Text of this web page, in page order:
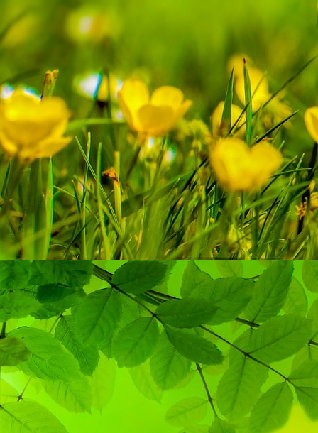
Unsere Künstlerinnen und Künstler